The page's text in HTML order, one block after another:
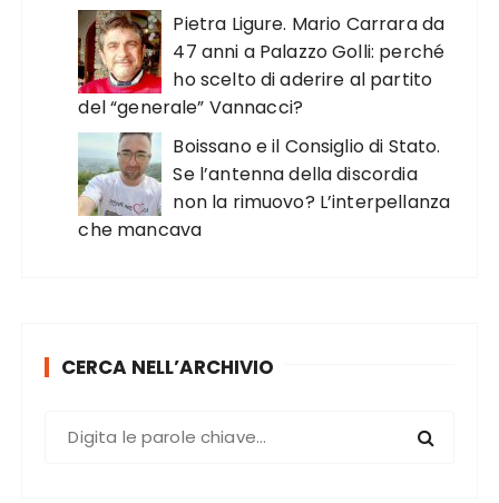
Pietra Ligure. Mario Carrara da
47 anni a Palazzo Golli: perché
ho scelto di aderire al partito
del “generale” Vannacci?
Boissano e il Consiglio di Stato.
Se l’antenna della discordia
non la rimuovo? L’interpellanza
che mancava
CERCA NELL’ARCHIVIO